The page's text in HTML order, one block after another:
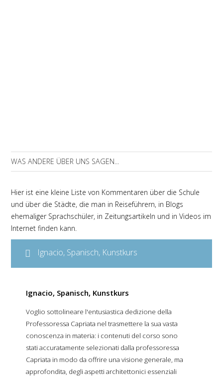
WAS ANDERE ÜBER UNS SAGEN...
Hier ist eine kleine Liste von Kommentaren über die Schule
und über die Städte, die man in Reiseführern, in Blogs
ehemaliger Sprachschüler, in Zeitungsartikeln und in Videos im
Internet finden kann.
Ignacio, Spanisch, Kunstkurs
Ignacio, Spanisch, Kunstkurs
Voglio sottolineare l'entusiastica dedizione della
Professoressa Capriata nel trasmettere la sua vasta
conoscenza in materia: i contenuti del corso sono
stati accuratamente selezionati dalla professoressa
Capriata in modo da offrire una visione generale, ma
approfondita, degli aspetti architettonici essenziali